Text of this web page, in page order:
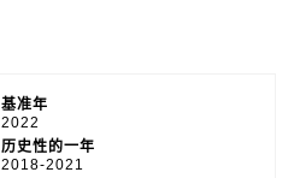
基准年
2022
历史性的一年
2018-2021